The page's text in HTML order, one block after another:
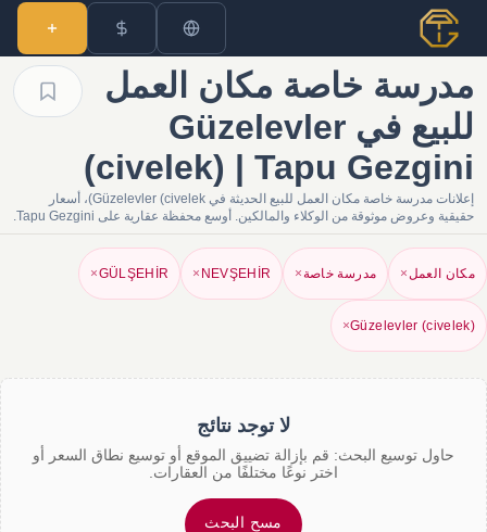
مدرسة خاصة مكان العمل
للبيع في Güzelevler
(civelek) | Tapu Gezgini
إعلانات مدرسة خاصة مكان العمل للبيع الحديثة في Güzelevler (civelek)، أسعار
حقيقية وعروض موثوقة من الوكلاء والمالكين. أوسع محفظة عقارية على Tapu Gezgini.
مكان العمل× مدرسة خاصة×
NEVŞEHİR
×
GÜLŞEHİR
×
Güzelevler (civelek)
×
لا توجد نتائج
حاول توسيع البحث: قم بإزالة تضييق الموقع أو توسيع نطاق السعر أو
اختر نوعًا مختلفًا من العقارات.
مسح البحث